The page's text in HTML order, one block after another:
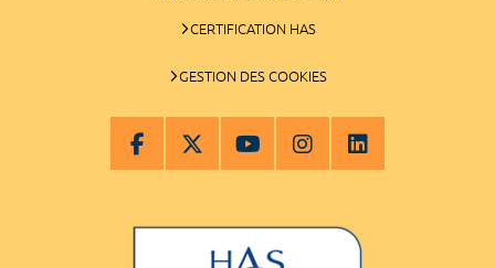
CERTIFICATION HAS
GESTION DES COOKIES